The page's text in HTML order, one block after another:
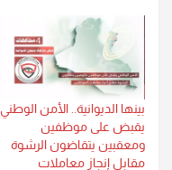
منطقة بغداد الجديدة وصولا
الى منطقة الباب الشرقي .
وقال…
بينها الديوانية.. الأمن الوطني
يقبض على موظفين
ومعقبين يتقاضون الرشوة
مقابل إنجاز معاملات